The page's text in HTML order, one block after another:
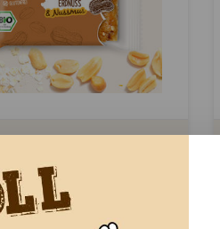
Dieses Produkt ist mindestens
bis zum 01.10.2026
und voll mit Erdnüssen! Der
Hafersnack für unterwegs.